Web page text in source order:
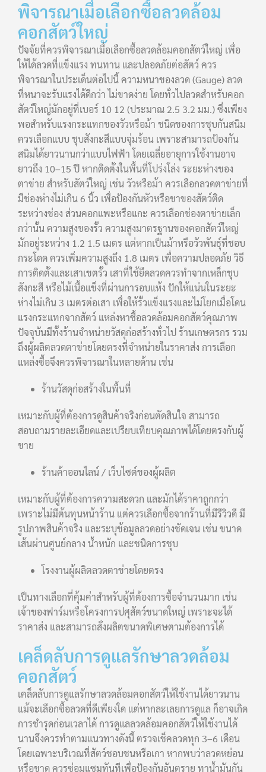
พิจารณาเมื่อเลือกซื้อลวดล้อม
คอกสัตว์ใหญ่
ปัจจัยที่ควรพิจารณาเมื่อเลือกซื้อลวดล้อมคอกสัตว์ใหญ่ เพื่อ
ให้ได้ลวดที่แข็งแรง ทนทาน และปลอดภัยต่อสัตว์ ควร
พิจารณาในประเด็นต่อไปนี้ ความหนาของลวด (Gauge) ลวด
ที่หนาจะรับแรงได้ดีกว่า ไม่ขาดง่าย โดยทั่วไปลวดสำหรับคอก
สัตว์ใหญ่มักอยู่ที่เบอร์ 10 12 (ประมาณ 2.5 3.2 มม.) ซึ่งเพียง
พอสำหรับแรงกระแทกของวัวหรือม้า ชนิดของการชุบกันสนิม
ควรเลือกแบบ ชุบสังกะสีแบบจุ่มร้อน เพราะสามารถป้องกัน
สนิมได้ยาวนานกว่าแบบไฟฟ้า โดยเฉลี่ยอายุการใช้งานอาจ
ยาวถึง 10–15 ปี หากติดตั้งในพื้นที่โปร่งโล่ง ระยะห่างของ
ตาข่าย สำหรับสัตว์ใหญ่ เช่น วัวหรือม้า ควรเลือกลวดตาข่ายที่
มีช่องห่างไม่เกิน 6 นิ้ว เพื่อป้องกันหัวหรือขาของสัตว์ติด
ระหว่างช่อง ส่วนคอกแพะหรือแกะ ควรเลือกช่องตาข่ายเล็ก
กว่านั้น ความสูงของรั้ว ความสูงมาตรฐานของคอกสัตว์ใหญ่
มักอยู่ระหว่าง 1.2 1.5 เมตร แต่หากเป็นม้าหรือวัวพันธุ์ที่ชอบ
กระโดด ควรเพิ่มความสูงถึง 1.8 เมตร เพื่อความปลอดภัย วิธี
การติดตั้งและเสาเขตรั้ว เสาที่ใช้ยึดลวดควรทำจากเหล็กชุบ
สังกะสี หรือไม้เนื้อแข็งที่ผ่านการอบแห้ง ปักให้แน่นในระยะ
ห่างไม่เกิน 3 เมตรต่อเสา เพื่อให้รั้วแข็งแรงและไม่โยกเมื่อโดน
แรงกระแทกจากสัตว์ แหล่งหาซื้อลวดล้อมคอกสัตว์คุณภาพ
ปัจจุบันมีทั้งร้านจำหน่ายวัสดุก่อสร้างทั่วไป ร้านเกษตรกร รวม
ถึงผู้ผลิตลวดตาข่ายโดยตรงที่จำหน่ายในราคาส่ง การเลือก
แหล่งซื้อจึงควรพิจารณาในหลายด้าน เช่น
ร้านวัสดุก่อสร้างในพื้นที่
เหมาะกับผู้ที่ต้องการดูสินค้าจริงก่อนตัดสินใจ สามารถ
สอบถามรายละเอียดและเปรียบเทียบคุณภาพได้โดยตรงกับผู้
ขาย
ร้านค้าออนไลน์ / เว็บไซต์ของผู้ผลิต
เหมาะกับผู้ที่ต้องการความสะดวก และมักได้ราคาถูกกว่า
เพราะไม่มีต้นทุนหน้าร้าน แต่ควรเลือกซื้อจากร้านที่มีรีวิวดี มี
รูปภาพสินค้าจริง และระบุข้อมูลลวดอย่างชัดเจน เช่น ขนาด
เส้นผ่านศูนย์กลาง น้ำหนัก และชนิดการชุบ
โรงงานผู้ผลิตลวดตาข่ายโดยตรง
เป็นทางเลือกที่คุ้มค่าสำหรับผู้ที่ต้องการซื้อจำนวนมาก เช่น
เจ้าของฟาร์มหรือโครงการปศุสัตว์ขนาดใหญ่ เพราะจะได้
ราคาส่ง และสามารถสั่งผลิตขนาดพิเศษตามต้องการได้
เคล็ดลับการดูแลรักษาลวดล้อม
คอกสัตว์
เคล็ดลับการดูแลรักษาลวดล้อมคอกสัตว์ให้ใช้งานได้ยาวนาน
แม้จะเลือกซื้อลวดที่ดีเพียงใด แต่หากละเลยการดูแล ก็อาจเกิด
การชำรุดก่อนเวลาได้ การดูแลลวดล้อมคอกสัตว์ให้ใช้งานได้
นานจึงควรทำตามแนวทางดังนี้ ตรวจเช็คลวดทุก 3–6 เดือน
โดยเฉพาะบริเวณที่สัตว์ชอบชนหรือเกา หากพบว่าลวดหย่อน
หรือขาด ควรซ่อมแซมทันทีเพื่อป้องกันอันตราย ทาน้ำมันกัน